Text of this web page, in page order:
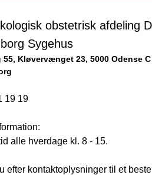
obstetrisk afdeling
Sygehus
55, Kløvervænget 23, 5000 Odense
19 19
alle hverdage kl. 8 - 15.
efter kontaktoplysninger til et